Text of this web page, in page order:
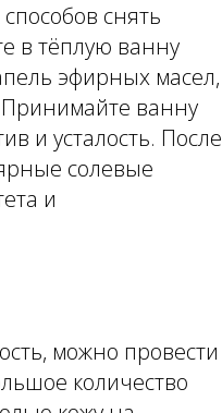
снять
в тёплую ванну
эфирных масел,
ванну
и усталость. После
солевые
и
можно провести
количество